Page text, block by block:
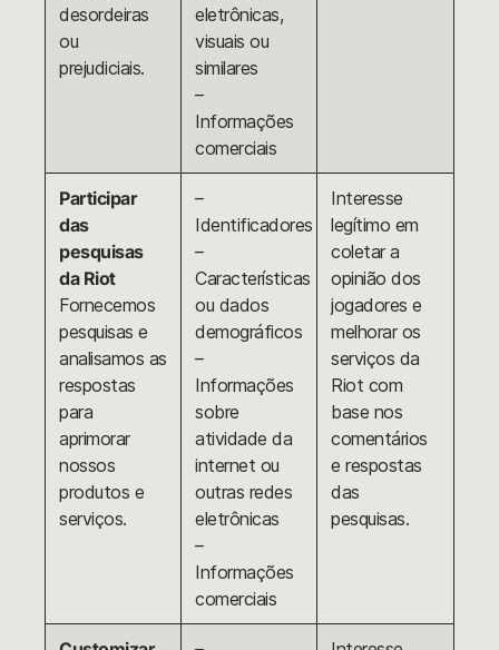
desordeiras
ou
prejudiciais.
eletrônicas,
visuais ou
similares
–
Informações
comerciais
Participar
das
pesquisas
da Riot
Fornecemos
pesquisas e
analisamos as
respostas
para
aprimorar
nossos
produtos e
serviços.
–
Identificadores
–
Características
ou dados
demográficos
–
Informações
sobre
atividade da
internet ou
outras redes
eletrônicas
–
Informações
comerciais
Interesse
legítimo em
coletar a
opinião dos
jogadores e
melhorar os
serviços da
Riot com
base nos
comentários
e respostas
das
pesquisas.